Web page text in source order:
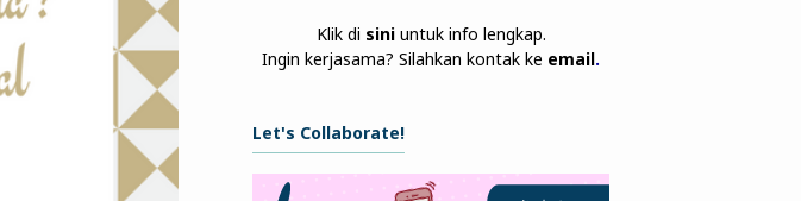
Klik di sini untuk info lengkap.
Ingin kerjasama? Silahkan kontak ke email.
Let's Collaborate!